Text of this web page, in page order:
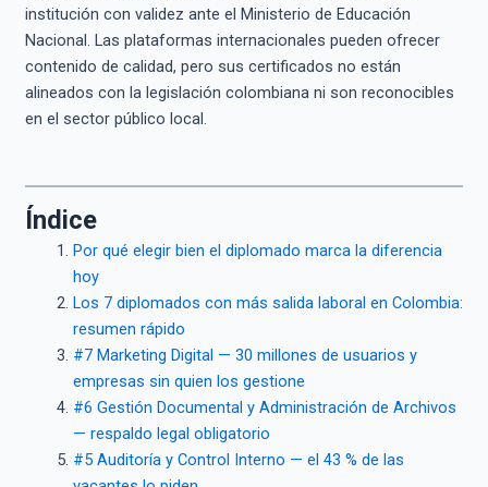
institución con validez ante el Ministerio de Educación
Nacional. Las plataformas internacionales pueden ofrecer
contenido de calidad, pero sus certificados no están
alineados con la legislación colombiana ni son reconocibles
en el sector público local.
Índice
Por qué elegir bien el diplomado marca la diferencia
hoy
Los 7 diplomados con más salida laboral en Colombia:
resumen rápido
#7 Marketing Digital — 30 millones de usuarios y
empresas sin quien los gestione
#6 Gestión Documental y Administración de Archivos
— respaldo legal obligatorio
#5 Auditoría y Control Interno — el 43 % de las